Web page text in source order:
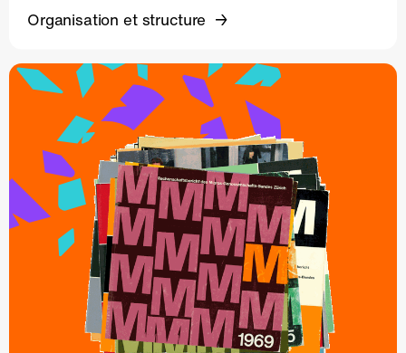
Organisation et structure